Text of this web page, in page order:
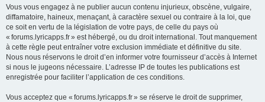
Vous vous engagez à ne publier aucun contenu injurieux, obscène, vulgaire,
diffamatoire, haineux, menaçant, à caractère sexuel ou contraire à la loi, que
ce soit en vertu de la législation de votre pays, de celle du pays où
« forums.lyricapps.fr » est hébergé, ou du droit international. Tout manquement
à cette règle peut entraîner votre exclusion immédiate et définitive du site.
Nous nous réservons le droit d’en informer votre fournisseur d’accès à Internet
si nous le jugeons nécessaire. L’adresse IP de toutes les publications est
enregistrée pour faciliter l’application de ces conditions.
Vous acceptez que « forums.lyricapps.fr » se réserve le droit de supprimer,